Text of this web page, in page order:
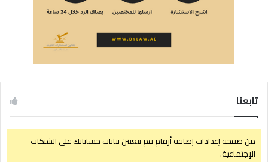
تابعنا
من صفحة إعدادات إضافة أرقام قم بتعيين بيانات حساباتك على الشبكات
الإجتماعية.